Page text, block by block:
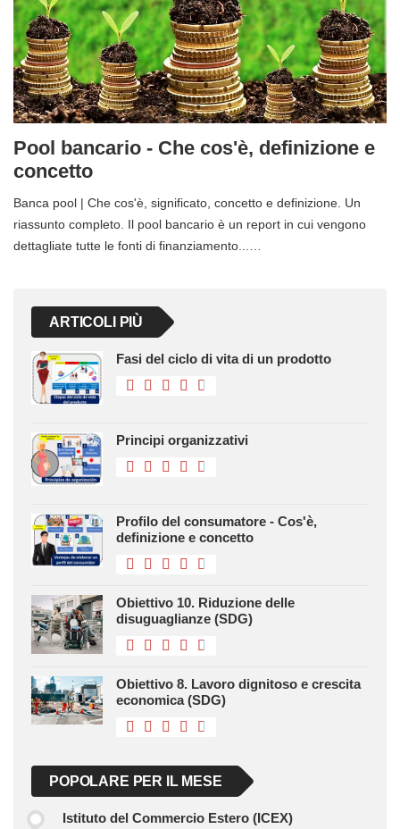
Pool bancario - Che cos'è, definizione e
concetto
Banca pool | Che cos'è, significato, concetto e definizione. Un
riassunto completo. Il pool bancario è un report in cui vengono
dettagliate tutte le fonti di finanziamento...…
ARTICOLI PIÙ
Fasi del ciclo di vita di un prodotto
Principi organizzativi
Profilo del consumatore - Cos'è,
definizione e concetto
Obiettivo 10. Riduzione delle
disuguaglianze (SDG)
Obiettivo 8. Lavoro dignitoso e crescita
economica (SDG)
POPOLARE PER IL MESE
Istituto del Commercio Estero (ICEX)